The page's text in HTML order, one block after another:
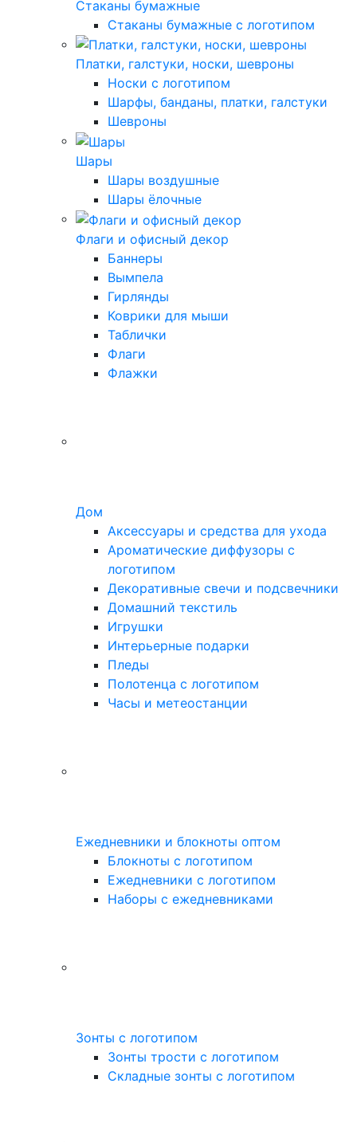
Стаканы бумажные
Стаканы бумажные с логотипом
Платки, галстуки, носки, шевроны
Носки с логотипом
Шарфы, банданы, платки, галстуки
Шевроны
Шары
Шары воздушные
Шары ёлочные
Флаги и офисный декор
Баннеры
Вымпела
Гирлянды
Коврики для мыши
Таблички
Флаги
Флажки
Дом
Аксессуары и средства для ухода
Ароматические диффузоры с
логотипом
Декоративные свечи и подсвечники
Домашний текстиль
Игрушки
Интерьерные подарки
Пледы
Полотенца с логотипом
Часы и метеостанции
Ежедневники и блокноты оптом
Блокноты с логотипом
Ежедневники с логотипом
Наборы с ежедневниками
Зонты с логотипом
Зонты трости с логотипом
Складные зонты с логотипом